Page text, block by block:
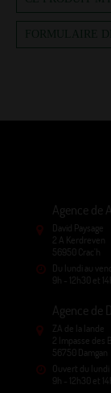
FORMULAIRE
Agence de
David Paysage
2 A Kerdreven
56950 Crac'h
Du lundi au
9h - 12h30 et
Agence de
ZA de la lande
2 Impasse des
56750 Damgan
Ouvert du
9h - 12h30 et